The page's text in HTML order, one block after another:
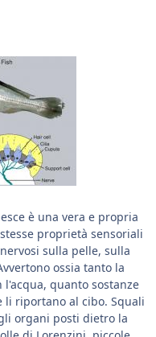
è una vera e propria
proprietà sensoriali
sulla pelle, sulla
ossia tanto la
quanto sostanze
li riportano al cibo. Squali
organi posti dietro la